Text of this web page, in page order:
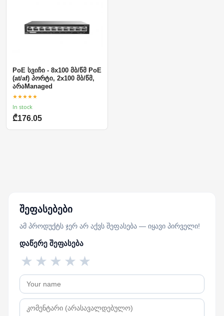
PoE სვიჩი - 8x100 მბ/წმ PoE
(at/af) პორტი, 2x100 მბ/წმ,
არაManaged
★★★★★
In stock
₾176.05
შეფასებები
ამ პროდუქტს ჯერ არ აქვს შეფასება — იყავი პირველი!
დაწერე შეფასება
★
★
★
★
★